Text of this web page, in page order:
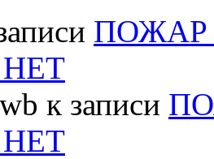
ПОЖАР
к записи